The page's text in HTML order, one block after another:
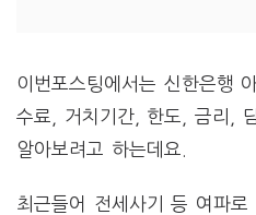
이번포스팅에서는 신한은행
수료, 거치기간, 한도, 금리,
알아보려고 하는데요.
최근들어 전세사기 등 여파